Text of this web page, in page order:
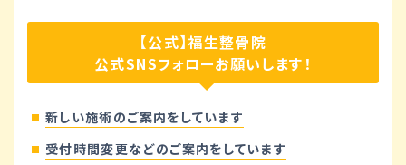
【公式】福生整骨院
公式SNSフォローお願いします！
新しい施術のご案内をしています
受付時間変更などのご案内をしています